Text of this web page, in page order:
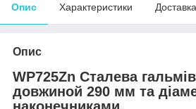
Опис Характеристики Доставка
Опис
WP725Zn Сталева
довжиной 290 мм та